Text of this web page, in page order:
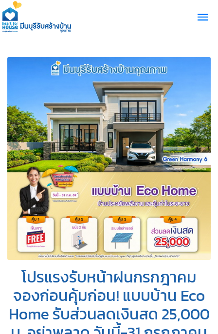
โปรแรงรับหน้าฝนกรกฎาคม
จองก่อนคุ้มก่อน! แบบบ้าน Eco
Home รับส่วนลดเงินสด 25,000